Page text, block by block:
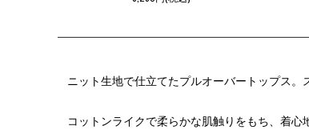
ニット生地で仕立てたプルオーバートップス
コットンライクで柔らかな肌触りをもち、着